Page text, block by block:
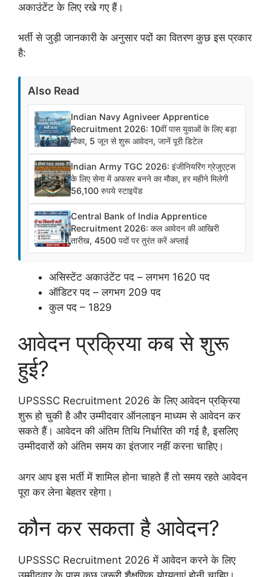
अकाउंटेंट के लिए रखे गए हैं।
भर्ती से जुड़ी जानकारी के अनुसार पदों का वितरण कुछ इस प्रकार
है:
Also Read
Indian Navy Agniveer Apprentice
Recruitment 2026: 10वीं पास युवाओं के लिए बड़ा
मौका, 5 जून से शुरू आवेदन, जानें पूरी डिटेल
Indian Army TGC 2026: इंजीनियरिंग ग्रेजुएट्स
के लिए सेना में अफसर बनने का मौका, हर महीने मिलेगी
56,100 रुपये स्टाइपेंड
Central Bank of India Apprentice
Recruitment 2026: कल आवेदन की आखिरी
तारीख, 4500 पदों पर तुरंत करें अप्लाई
असिस्टेंट अकाउंटेंट पद – लगभग 1620 पद
ऑडिटर पद – लगभग 209 पद
कुल पद – 1829
आवेदन प्रक्रिया कब से शुरू
हुई?
UPSSSC Recruitment 2026 के लिए आवेदन प्रक्रिया
शुरू हो चुकी है और उम्मीदवार ऑनलाइन माध्यम से आवेदन कर
सकते हैं। आवेदन की अंतिम तिथि निर्धारित की गई है, इसलिए
उम्मीदवारों को अंतिम समय का इंतजार नहीं करना चाहिए।
अगर आप इस भर्ती में शामिल होना चाहते हैं तो समय रहते आवेदन
पूरा कर लेना बेहतर रहेगा।
कौन कर सकता है आवेदन?
UPSSSC Recruitment 2026 में आवेदन करने के लिए